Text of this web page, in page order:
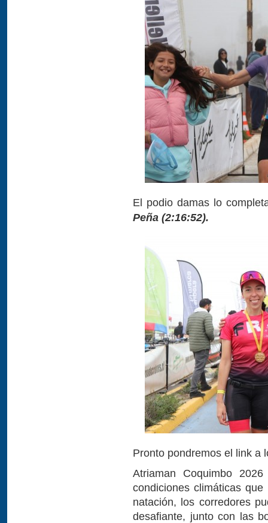
El podio damas lo
Peña (2:16:52).
Pronto pondremos el link a
Atriaman Coquimbo
condiciones climáticas
natación, los corredores
desafiante, junto con las